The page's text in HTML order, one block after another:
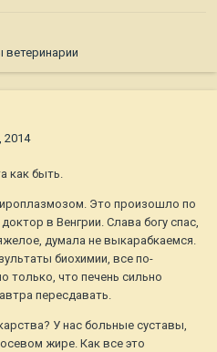
2014
как быть.
Это произошло по
в Венгрии. Слава богу спас,
думала не выкарабкаемся.
биохимии, все по-
только, что печень сильно
пересдавать.
У нас больные суставы,
жире. Как все это